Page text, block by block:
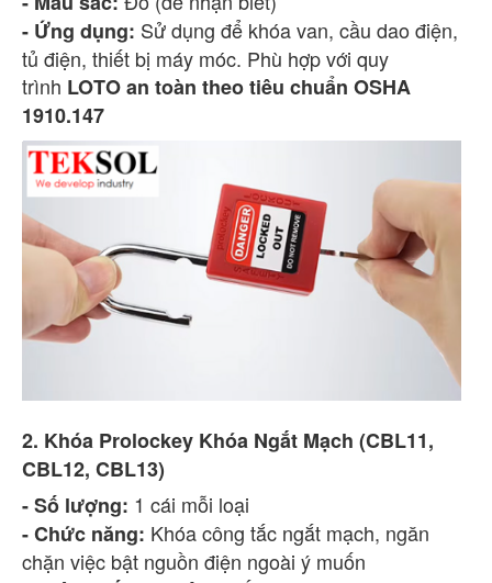
- Ứng dụng: Sử dụng để khóa van, cầu dao điện,
tủ điện, thiết bị máy móc. Phù hợp với quy
trình LOTO an toàn theo tiêu chuẩn OSHA
1910.147
2. Khóa Prolockey Khóa Ngắt Mạch (CBL11,
CBL12, CBL13)
- Số lượng: 1 cái mỗi loại
- Chức năng: Khóa công tắc ngắt mạch, ngăn
chặn việc bật nguồn điện ngoài ý muốn